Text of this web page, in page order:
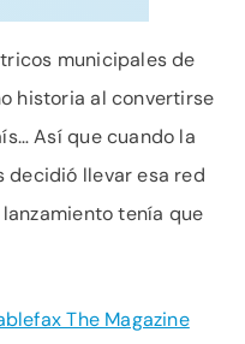
municipales de
historia al convertirse
Así que cuando la
decidió llevar esa red
tenía que
The Magazine